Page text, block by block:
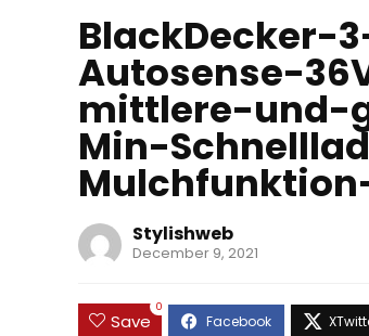
BlackDecker-
Autosense-
mittlere-und-
Min-
Stylishweb
December 9, 2021
Save
0